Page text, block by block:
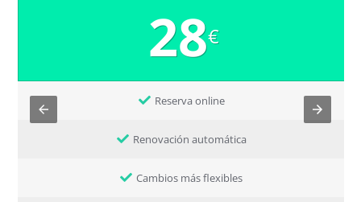
28€
Reserva online
Renovación automática
Cambios más flexibles